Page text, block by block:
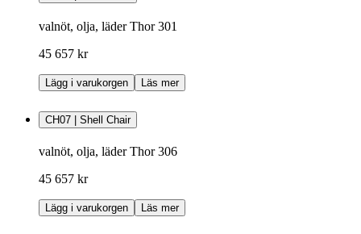
valnöt, olja, läder Thor 301
45 657 kr
Lägg i varukorgen Läs mer
CH07 | Shell Chair
valnöt, olja, läder Thor 306
45 657 kr
Lägg i varukorgen Läs mer